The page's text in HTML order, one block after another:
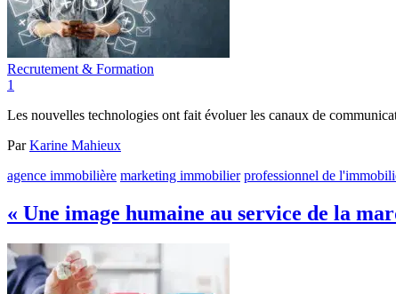
Recrutement & Formation
1
Les nouvelles technologies ont fait évoluer les canaux de
ParKarine Mahieux
agence immobilière marketing immobilier professionnel de
« Une image humaine au service de la